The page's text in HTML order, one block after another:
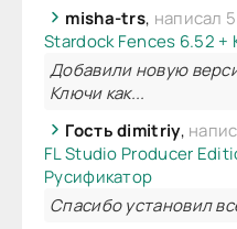
misha-trs, написал
Stardock Fences 6.52 +
Добавили новую
Ключи как...
Гость dimitriy,
FL Studio Producer
Русификатор
Спасибо установил